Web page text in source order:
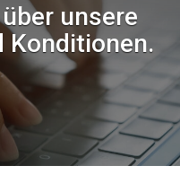
unsere
Konditionen.